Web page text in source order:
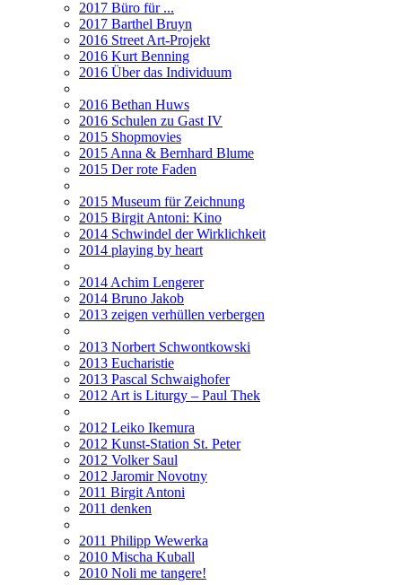
2017 Büro für ...
2017 Barthel Bruyn
2016 Street Art-Projekt
2016 Kurt Benning
2016 Über das Individuum
2016 Bethan Huws
2016 Schulen zu Gast IV
2015 Shopmovies
2015 Anna & Bernhard Blume
2015 Der rote Faden
2015 Museum für Zeichnung
2015 Birgit Antoni: Kino
2014 Schwindel der Wirklichkeit
2014 playing by heart
2014 Achim Lengerer
2014 Bruno Jakob
2013 zeigen verhüllen verbergen
2013 Norbert Schwontkowski
2013 Eucharistie
2013 Pascal Schwaighofer
2012 Art is Liturgy – Paul Thek
2012 Leiko Ikemura
2012 Kunst-Station St. Peter
2012 Volker Saul
2012 Jaromir Novotny
2011 Birgit Antoni
2011 denken
2011 Philipp Wewerka
2010 Mischa Kuball
2010 Noli me tangere!